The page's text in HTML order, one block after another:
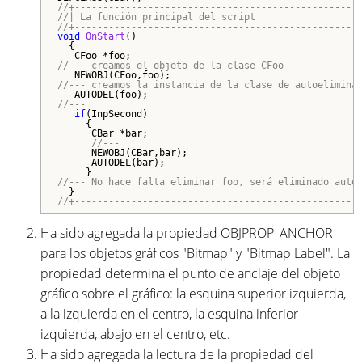
//
//| La función principal del script
//
void
OnStart ()
{
//--- creamos el objeto de la clase CFoo
//--- creamos la instancia de la clase de
//---
if(InpSecond)
{
CBar *bar;
//---
NEWOBJ(CBar,bar);
AUTODEL(bar);
//--- No hace falta eliminar foo, será eliminado
//
Ha sido agregada la propiedad OBJPROP_ANCHOR
para los objetos gráficos "Bitmap" y "Bitmap Label". La
propiedad determina el punto de anclaje del objeto
gráfico sobre el gráfico: la esquina superior izquierda,
a la izquierda en el centro, la esquina inferior
izquierda, abajo en el centro, etc.
Ha sido agregada la lectura de la propiedad del